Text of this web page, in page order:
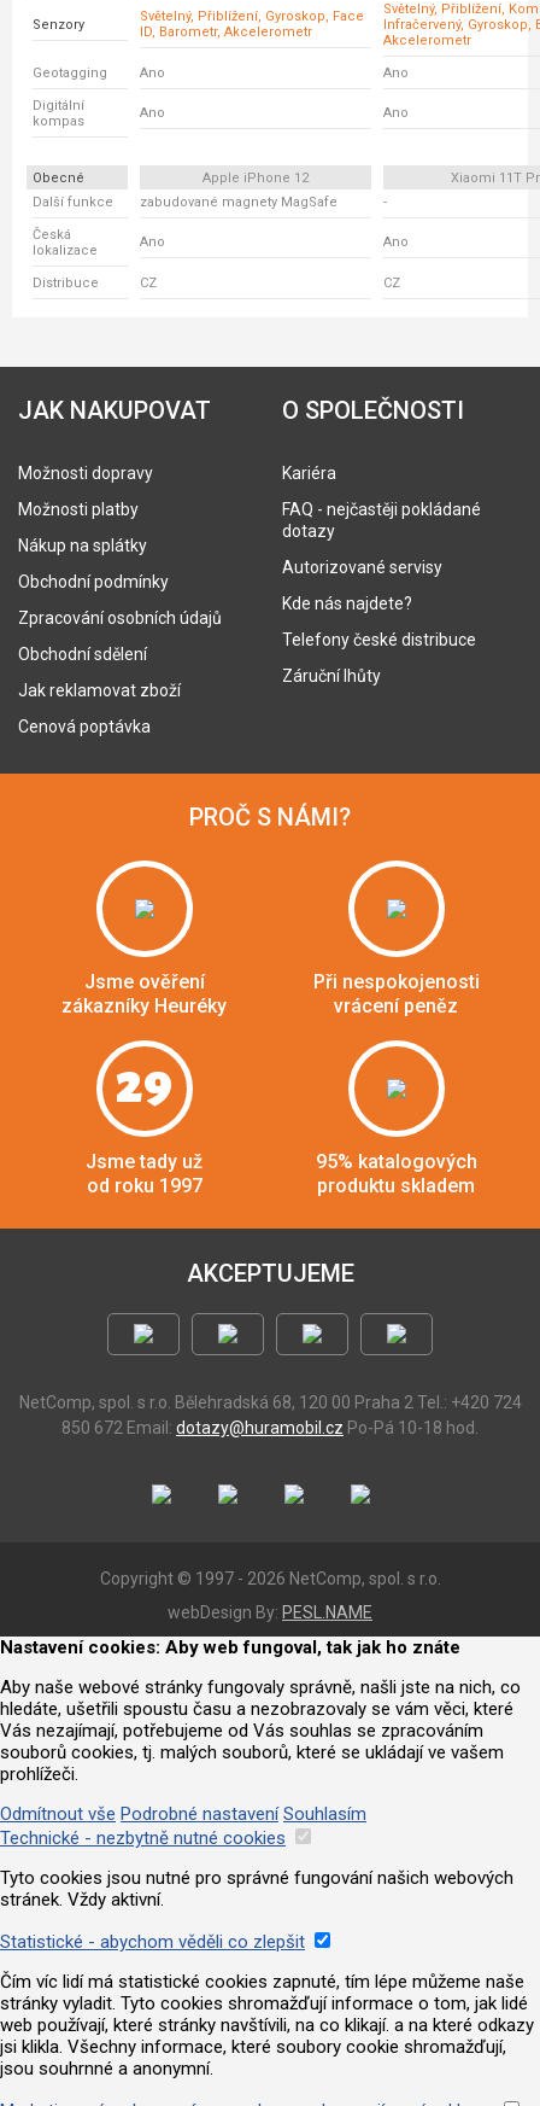
Senzory
Světelný, Přiblížení, Gyroskop, Face
ID, Barometr, Akcelerometr
Světelný, Přiblížení,
Infračervený, Gyroskop,
Akcelerometr
Geotagging Ano Ano
Digitální
kompas
Ano Ano
Obecné Apple iPhone 12
Xiaomi 11T
Další funkce
zabudované magnety MagSafe -
Česká
lokalizace
Ano Ano
Distribuce CZ CZ
JAK NAKUPOVAT
Možnosti dopravy
Možnosti platby
Nákup na splátky
Obchodní podmínky
Zpracování osobních údajů
Obchodní sdělení
Jak reklamovat zboží
Cenová poptávka
O SPOLEČNOSTI
Kariéra
FAQ - nejčastěji pokládané
dotazy
Autorizované servisy
Kde nás najdete?
Telefony české distribuce
Záruční lhůty
PROČ S NÁMI?
Jsme ověření
zákazníky Heuréky
Při nespokojenosti
vrácení peněz
29
Jsme tady už
od roku 1997
95% katalogových
produktu skladem
AKCEPTUJEME
NetComp, spol. s r.o. Bělehradská 68, 120 00 Praha 2 Tel.: +420 724
850 672 Email: dotazy@huramobil.cz Po-Pá 10-18 hod.
Copyright © 1997 - 2026 NetComp, spol. s r.o.
webDesign By: PESL.NAME
Nastavení cookies: Aby web fungoval, tak jak ho znáte
Aby naše webové stránky fungovaly správně, našli jste na nich, co
hledáte, ušetřili spoustu času a nezobrazovaly se vám věci, které
Vás nezajímají, potřebujeme od Vás souhlas se zpracováním
souborů cookies, tj. malých souborů, které se ukládají ve vašem
prohlížeči.
Odmítnout vše Podrobné nastavení Souhlasím
Technické - nezbytně nutné cookies
Tyto cookies jsou nutné pro správné fungování našich webových
stránek. Vždy aktivní.
Statistické - abychom věděli co zlepšit
Čím víc lidí má statistické cookies zapnuté, tím lépe můžeme naše
stránky vyladit. Tyto cookies shromažďují informace o tom, jak lidé
web používají, které stránky navštívili, na co klikají. a na které odkazy
jsi klikla. Všechny informace, které soubory cookie shromažďují,
jsou souhrnné a anonymní.